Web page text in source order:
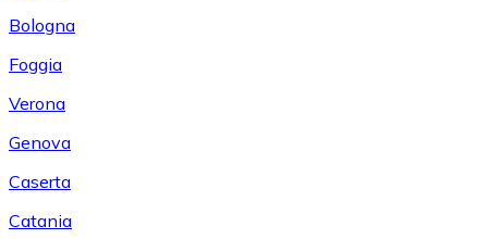
Bologna
Foggia
Verona
Genova
Caserta
Catania